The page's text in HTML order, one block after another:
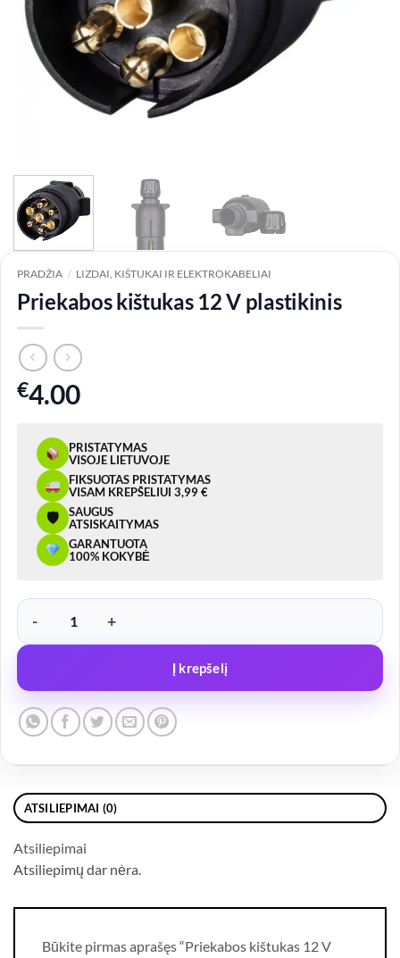
PRADŽIA / LIZDAI, KIŠTUKAI IR ELEKTROKABELIAI
Priekabos kištukas 12 V plastikinis
€4.00
PRISTATYMAS
VISOJE LIETUVOJE
FIKSUOTAS PRISTATYMAS
VISAM KREPŠELIUI 3,99 €
🛡
SAUGUS
ATSISKAITYMAS
GARANTUOTA
100% KOKYBĖ
produkto kiekis: Priekabos kištukas 12 V plastikinis
Į krepšelį
ATSILIEPIMAI (0)
Atsiliepimai
Atsiliepimų dar nėra.
Būkite pirmas aprašęs “Priekabos kištukas 12 V